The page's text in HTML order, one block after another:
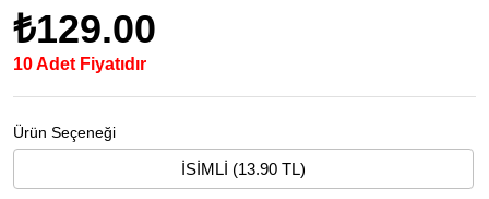
₺129.00
10 Adet Fiyatıdır
Ürün Seçeneği
İSİMLİ (13.90 TL)